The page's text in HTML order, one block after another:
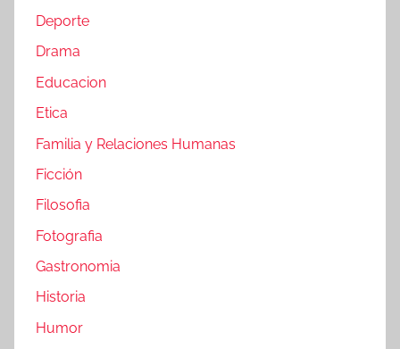
Deporte
Drama
Educacion
Etica
Familia y Relaciones Humanas
Ficción
Filosofia
Fotografia
Gastronomia
Historia
Humor